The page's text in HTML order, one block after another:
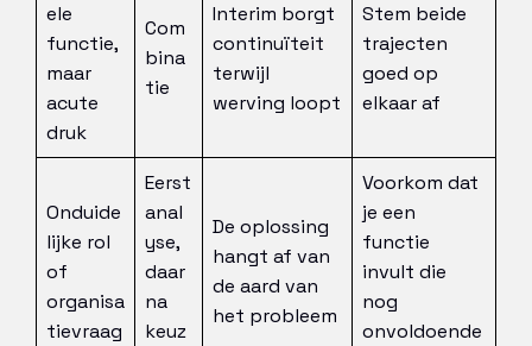
ele
functie,
maar
acute
druk
Com
bina
tie
Interim borgt
continuïteit
terwijl
werving loopt
Stem beide
trajecten
goed op
elkaar af
Onduide
lijke rol
of
organisa
tievraag
Eerst
anal
yse,
daar
na
keuz
De oplossing
hangt af van
de aard van
het probleem
Voorkom dat
je een
functie
invult die
nog
onvoldoende